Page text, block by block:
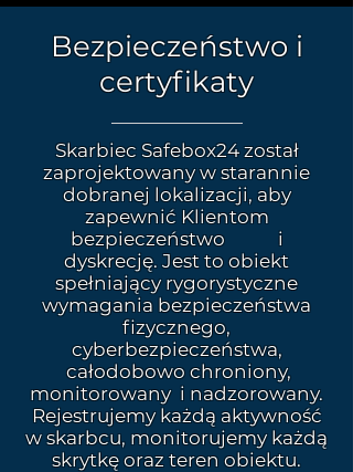
Bezpieczeństwo i
certyfikaty
Skarbiec Safebox24 został
zaprojektowany w starannie
dobranej lokalizacji, aby
zapewnić Klientom
bezpieczeństwo i
dyskrecję. Jest to obiekt
spełniający rygorystyczne
wymagania bezpieczeństwa
fizycznego,
cyberbezpieczeństwa,
całodobowo chroniony,
monitorowany i nadzorowany.
Rejestrujemy każdą aktywność
w skarbcu, monitorujemy każdą
skrytkę oraz teren obiektu.